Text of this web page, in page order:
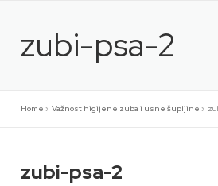
sadržajzubi-psa-2
Home »Važnost higijene zuba i usne šupljine »
zubi-psa-2